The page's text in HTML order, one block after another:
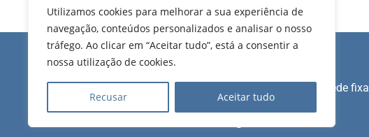
Utilizamos cookies para melhorar a sua experiência de
navegação, conteúdos personalizados e analisar o nosso
tráfego. Ao clicar em “Aceitar tudo”, está a consentir a
nossa utilização de cookies.
Recusar Aceitar tudo
reservados.
Edifício de Jovim
T. 224 509 703 (chamada rede fixa
nacional)